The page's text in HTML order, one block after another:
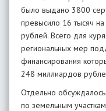
было выдано 3800
превысило 16 тысяч
рублей. Всего для
региональных мер
финансирования
248 миллиардов
Отдельно
по земельным